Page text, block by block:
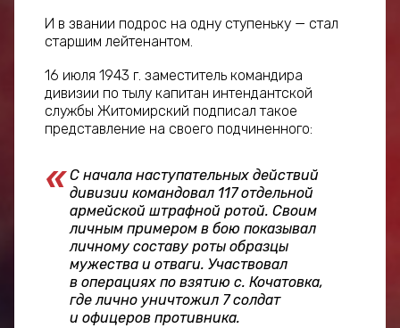
И в звании подрос на одну ступеньку — стал
старшим лейтенантом.
16 июля 1943 г. заместитель командира
дивизии по тылу капитан интендантской
службы Житомирский подписал такое
представление на своего подчиненного:
С начала наступательных действий
дивизии командовал 117 отдельной
армейской штрафной ротой. Своим
личным примером в бою показывал
личному составу роты образцы
мужества и отваги. Участвовал
в операциях по взятию с. Кочатовка,
где лично уничтожил 7 солдат
и офицеров противника.